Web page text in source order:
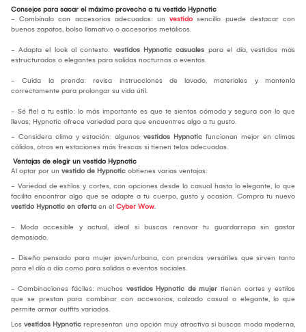
Consejos para sacar el máximo provecho a tu vestido Hypnotic
- Combínalo con accesorios adecuados: un vestido sencillo puede destacar con
buenos zapatos, bolso llamativo o accesorios metálicos.
- Adapta el look al contexto: vestidos Hypnotic casuales para el día, vestidos más
estructurados o elegantes para salidas nocturnas o eventos.
- Cuida la prenda: revisa instrucciones de lavado, materiales y mantenla
correctamente para prolongar su vida útil.
- Sé fiel a tu estilo: lo más importante es que te sientas cómoda y segura con lo que
llevas; Hypnotic ofrece variedad para que encuentres algo a tu gusto.
- Considera clima y estación: algunos vestidos Hypnotic funcionan mejor en climas
cálidos, otros en estaciones más frescas si tienen telas adecuadas.
Ventajas de elegir un vestido Hypnotic
Al optar por un vestido de Hypnotic obtienes varias ventajas:
- Variedad de estilos y cortes, con opciones desde lo casual hasta lo elegante, lo que
facilita encontrar algo que se adapte a tu cuerpo, gusto y ocasión. Compra tu nuevo
vestido Hypnotic en oferta en el Cyber Wow.
- Moda accesible y actual, ideal si buscas renovar tu guardarropa sin gastar
demasiado.
- Diseño pensado para mujer joven/urbana, con prendas versátiles que sirven tanto
para el día a día como para salidas o eventos sociales.
- Combinaciones fáciles: muchos vestidos Hypnotic de mujer tienen cortes y estilos
que se prestan para combinar con accesorios, calzado casual o elegante, lo que
permite armar outfits variados.
Los vestidos Hypnotic representan una opción muy atractiva si buscas moda moderna,